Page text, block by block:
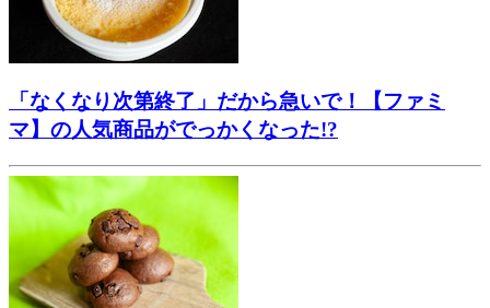
「なくなり次第終了」だから急いで！【ファミ
マ】の人気商品がでっかくなった!?